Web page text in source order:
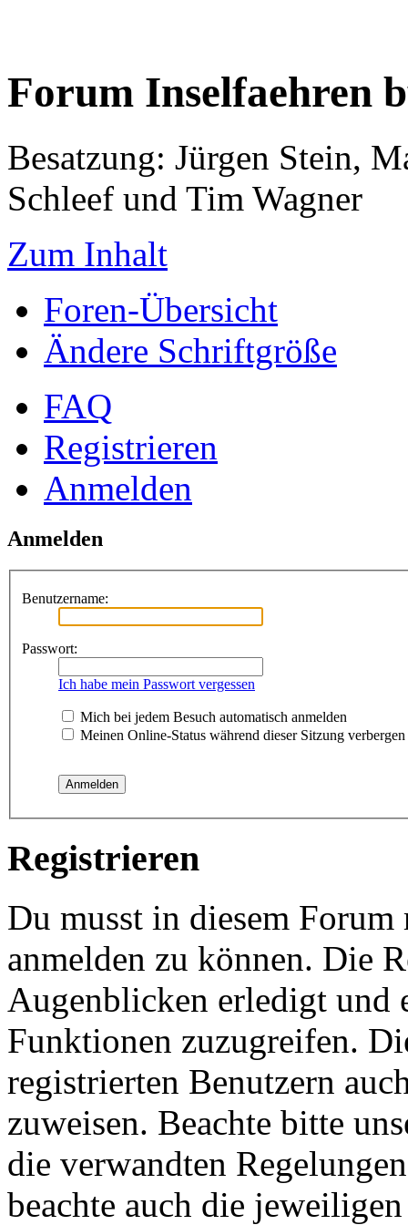
Forum Inselfaehren
Besatzung: Jürgen Stein,
Schleef und Tim Wagner
Zum Inhalt
Foren-Übersicht
Ändere Schriftgröße
FAQ
Registrieren
Anmelden
Anmelden
Benutzername:
Passwort:
Ich habe mein Passwort vergessen
Mich bei jedem Besuch automatisch anmelden
Meinen Online-Status während dieser Sitzung verbergen
Registrieren
Du musst in diesem
anmelden zu können. Die
Augenblicken erledigt und
Funktionen zuzugreifen.
registrierten Benutzern
zuweisen. Beachte bitte
die verwandten
beachte auch die